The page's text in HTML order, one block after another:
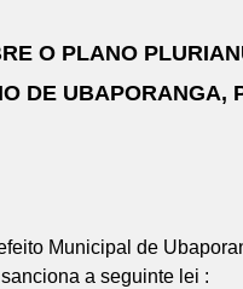
O PLANO
DE UBAPORANGA,
Municipal de
a seguinte lei :